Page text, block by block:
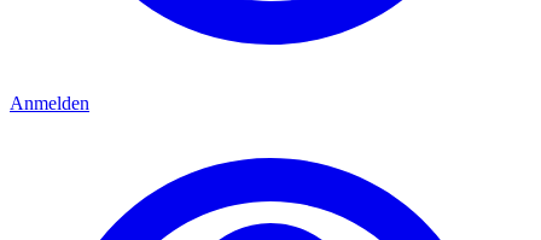
Anmelden